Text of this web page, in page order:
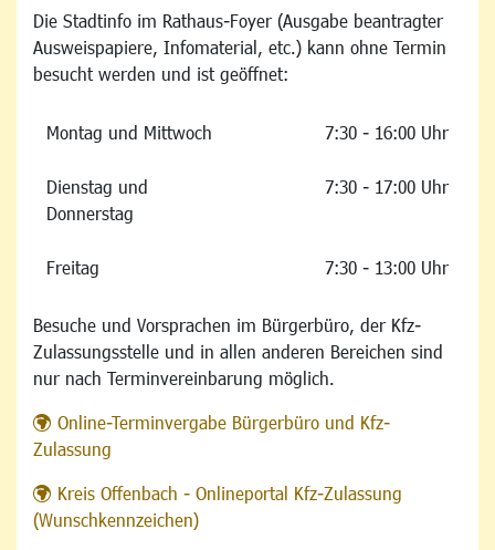
Die Stadtinfo im Rathaus-Foyer (Ausgabe beantragter
Ausweispapiere, Infomaterial, etc.) kann ohne Termin
besucht werden und ist geöffnet:
Montag und Mittwoch 7:30 - 16:00 Uhr
Dienstag und
Donnerstag
7:30 - 17:00 Uhr
Freitag 7:30 - 13:00 Uhr
Besuche und Vorsprachen im Bürgerbüro, der Kfz-
Zulassungsstelle und in allen anderen Bereichen sind
nur nach Terminvereinbarung möglich.
Online-Terminvergabe Bürgerbüro und Kfz-
Zulassung
Kreis Offenbach - Onlineportal Kfz-Zulassung
(Wunschkennzeichen)